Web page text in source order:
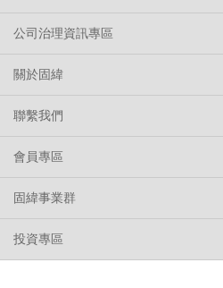
公司治理資訊專區
關於固緯
聯繫我們
會員專區
固緯事業群
投資專區